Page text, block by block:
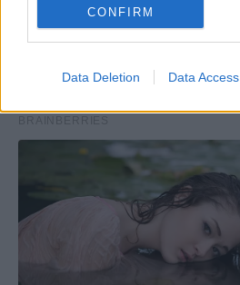
CONFIRM
Data Deletion Data Access